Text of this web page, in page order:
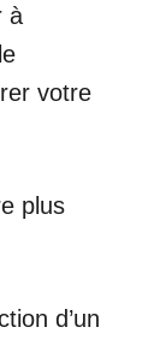
à
votre
plus
d’un